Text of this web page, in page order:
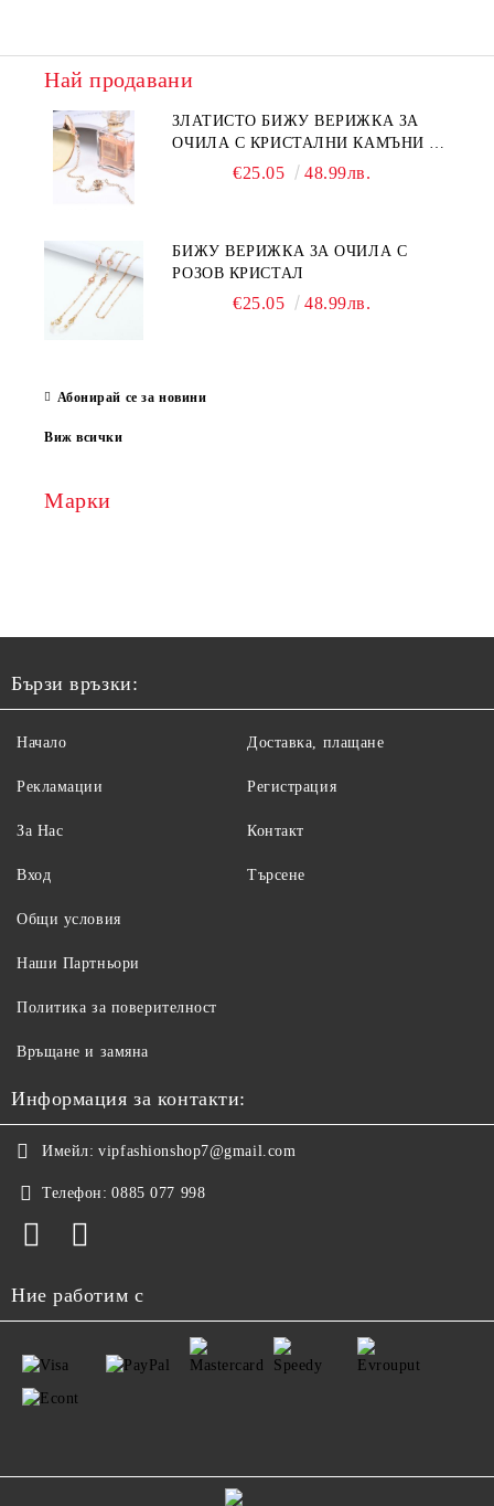
Най продавани
ЗЛАТИСТО БИЖУ ВЕРИЖКА ЗА
ОЧИЛА С КРИСТАЛНИ КАМЪНИ И
€25.05 48.99лв.
БИЖУ ВЕРИЖКА ЗА ОЧИЛА С
РОЗОВ КРИСТАЛ
€25.05 48.99лв.
Абонирай се за новини
Виж всички
Марки
Бързи връзки:
Начало
Рекламации
За Нас
Вход
Доставка, плащане
Регистрация
Контакт
Търсене
Общи условия
Наши Партньори
Политика за поверителност
Връщане и замяна
Информация за контакти:
Имейл: vipfashionshop7@gmail.com
Телефон: 0885 077 998
Ние работим с